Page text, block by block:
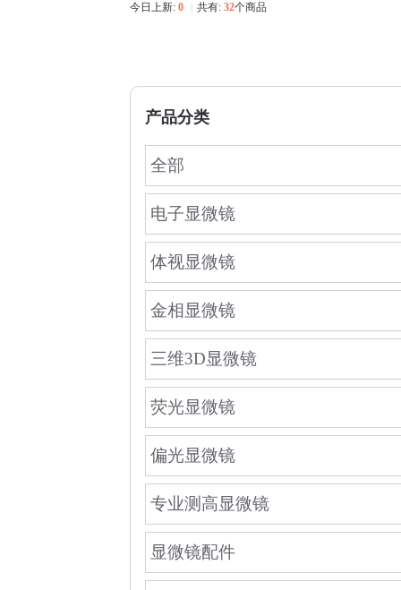
今日上新: 0 共有: 32个商品
产品分类
全部
电子显微镜
体视显微镜
金相显微镜
三维3D显微镜
荧光显微镜
偏光显微镜
专业测高显微镜
显微镜配件